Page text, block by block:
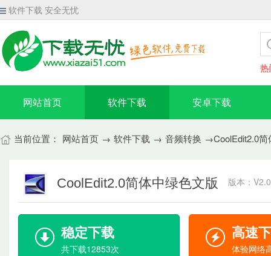
软件下载 安全无忧
热
网站首页 软件下载 安卓下载
当前位置： 网站首页 → 软件下载 → 音频转换 →CoolEdit2.0简
CoolEdit2.0简体中绿色文版 版本：V2.0
稳定下载
共下载12853次
高速
体验网络